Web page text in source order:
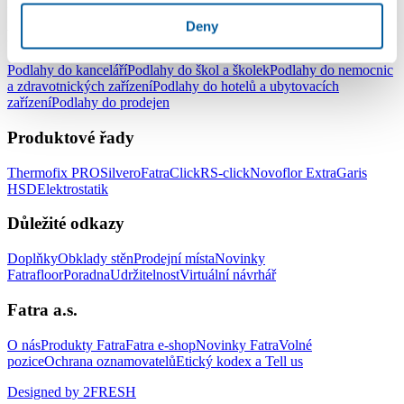
Deny
Podlahy pro komerční užití
Podlahy do kanceláříPodlahy do škol a školekPodlahy do nemocnic
a zdravotnických zařízeníPodlahy do hotelů a ubytovacích
zařízeníPodlahy do prodejen
Produktové řady
Thermofix PROSilveroFatraClickRS-clickNovoflor ExtraGaris
HSDElektrostatik
Důležité odkazy
DoplňkyObklady stěnProdejní místaNovinky
FatrafloorPoradnaUdržitelnostVirtuální návrhář
Fatra a.s.
O násProdukty FatraFatra e-shopNovinky FatraVolné
poziceOchrana oznamovatelůEtický kodex a Tell us
Designed by 2FRESH